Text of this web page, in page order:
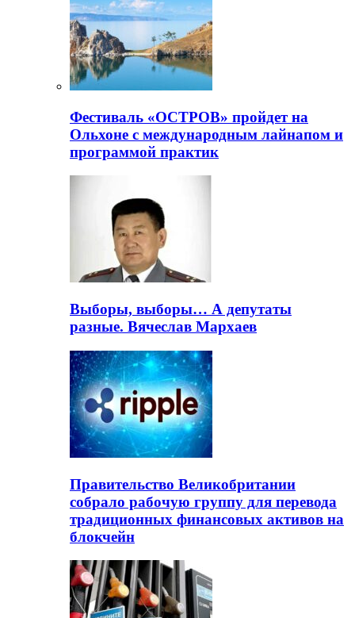
Фестиваль «ОСТРОВ» пройдет на
Ольхоне с международным лайнапом и
программой практик
Выборы, выборы… А депутаты
разные. Вячеслав Мархаев
Правительство Великобритании
собрало рабочую группу для перевода
традиционных финансовых активов на
блокчейн